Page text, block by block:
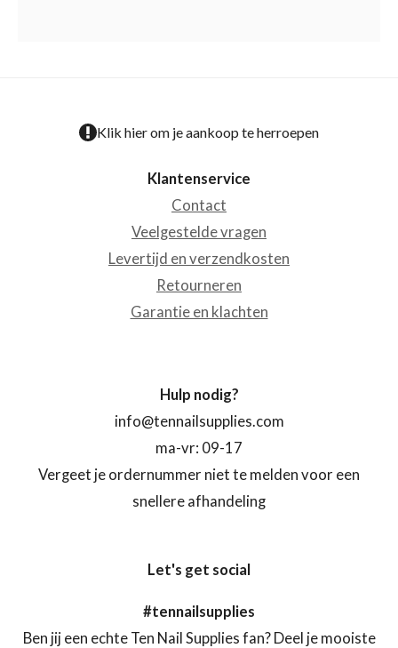
Klik hier om je aankoop te herroepen
Klantenservice
Contact
Veelgestelde vragen
Levertijd en verzendkosten
Retourneren
Garantie en klachten
Hulp nodig?
info@tennailsupplies.com
ma-vr: 09-17
Vergeet je ordernummer niet te melden voor een
snellere afhandeling
Let's get social
#tennailsupplies
Ben jij een echte Ten Nail Supplies fan? Deel je mooiste